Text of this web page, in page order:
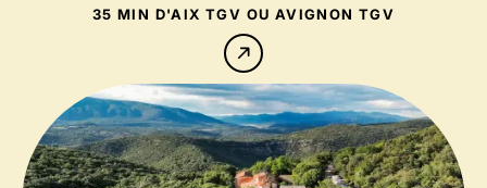
35 MIN D'AIX TGV OU AVIGNON TGV